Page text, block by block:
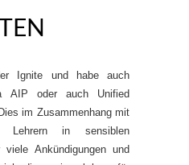
Ignite und habe auch
AIP oder auch Unified
im Zusammenhang mit
Lehrern in sensiblen
Ankündigungen und